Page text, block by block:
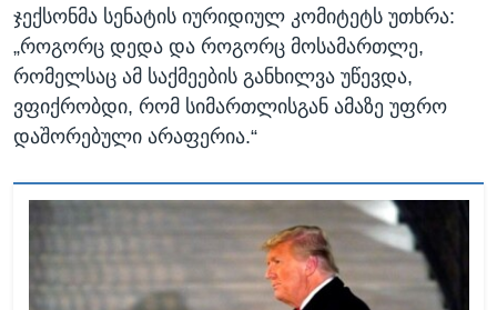
ჯექსონმა სენატის იურიდიულ კომიტეტს უთხრა:
„როგორც დედა და როგორც მოსამართლე,
რომელსაც ამ საქმეების განხილვა უწევდა,
ვფიქრობდი, რომ სიმართლისგან ამაზე უფრო
დაშორებული არაფერია.“